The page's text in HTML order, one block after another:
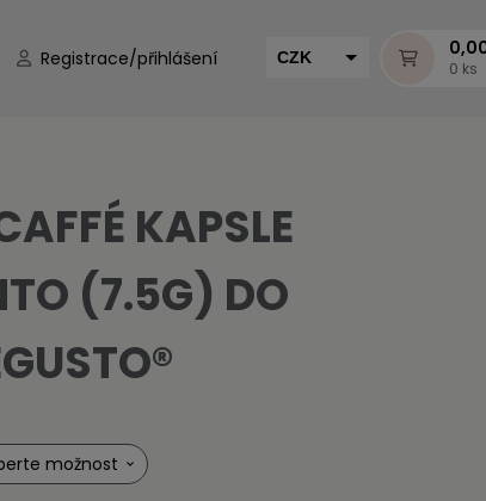
Registrace/přihlášení CZK
0 ks
KAPSLE
(7.5G) DO